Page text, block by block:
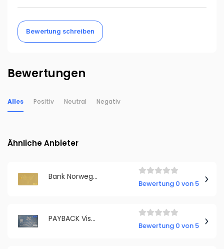
Bewertung schreiben
Bewertungen
Alles Positiv Neutral Negativ
Ähnliche Anbieter
Bank Norwegian Visa
Bewertung 0 von 5
PAYBACK Visa Kreditkarte
Bewertung 0 von 5